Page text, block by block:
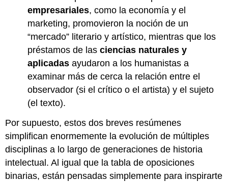
empresariales, como la economía y el
marketing, promovieron la noción de un
“mercado” literario y artístico, mientras que los
préstamos de lasciencias naturales y
aplicadas ayudaron a los humanistas a
examinar más de cerca la relación entre el
observador (si el crítico o el artista) y el sujeto
(el texto).
Por supuesto, estos dos breves resúmenes
simplifican enormemente la evolución de múltiples
disciplinas a lo largo de generaciones de historia
intelectual. Al igual que la tabla de oposiciones
binarias, están pensadas simplemente para inspirarte